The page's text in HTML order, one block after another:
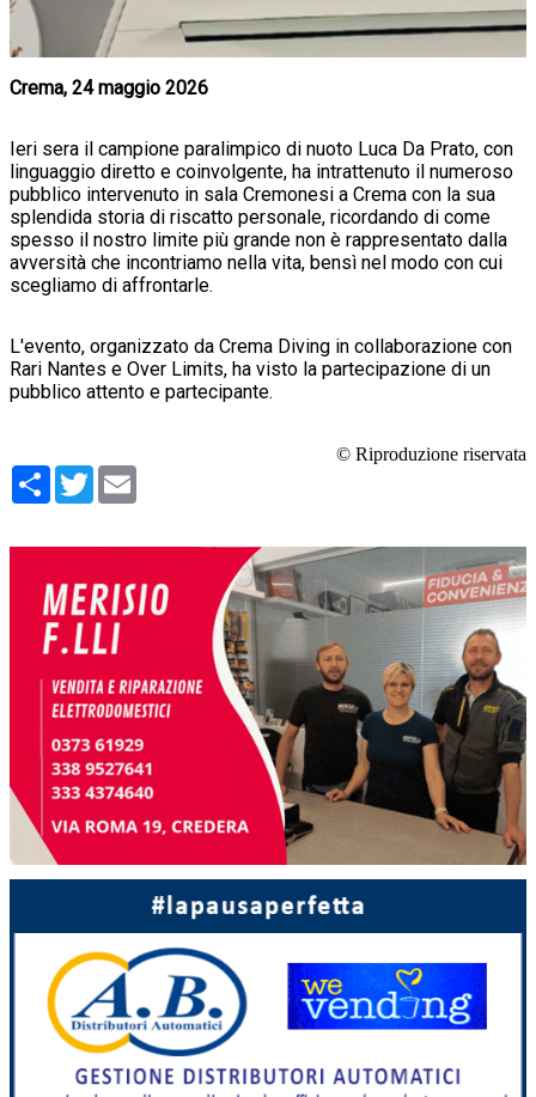
Crema, 24 maggio 2026
Ieri sera il campione paralimpico di nuoto Luca Da Prato, con
linguaggio diretto e coinvolgente, ha intrattenuto il numeroso
pubblico intervenuto in sala Cremonesi a Crema con la sua
splendida storia di riscatto personale, ricordando di come
spesso il nostro limite più grande non è rappresentato dalla
avversità che incontriamo nella vita, bensì nel modo con cui
scegliamo di affrontarle.
L'evento, organizzato da Crema Diving in collaborazione con
Rari Nantes e Over Limits, ha visto la partecipazione di un
pubblico attento e partecipante.
© Riproduzione riservata
Condividi
Twitter